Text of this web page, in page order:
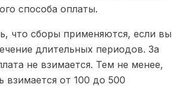
способа оплаты.
что сборы применяются, если вы
длительных периодов. За
не взимается. Тем не менее,
взимается от 100 до 500